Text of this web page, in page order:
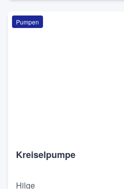
Pumpen
Kreiselpumpe
Hilge